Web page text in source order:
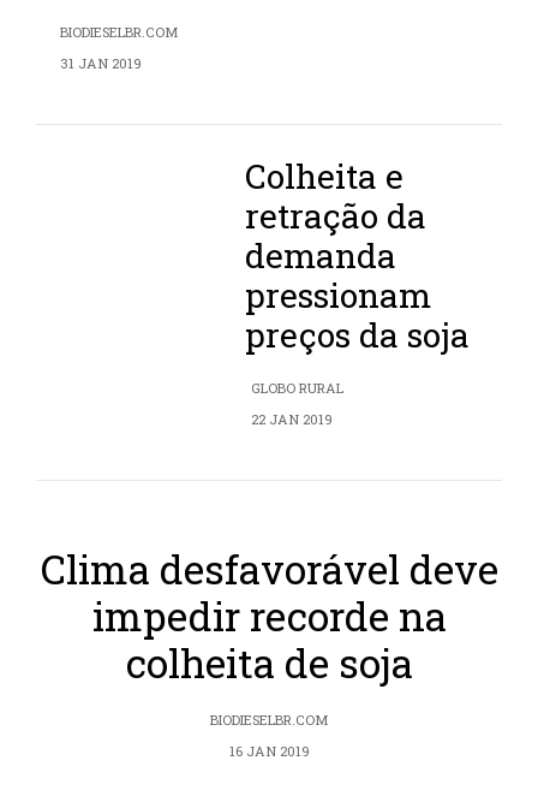
BIODIESELBR.COM
31 JAN 2019
Colheita e
retração da
demanda
pressionam
preços da soja
GLOBO RURAL
22 JAN 2019
Clima desfavorável deve
impedir recorde na
colheita de soja
BIODIESELBR.COM
16 JAN 2019